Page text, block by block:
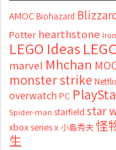
AMOC Biohazard
Potter hearthstone
LEGO Ideas
marvel Mhchan
monster strike
overwatch PC
Spider-man starfield star
xbox series x 小島秀夫怪
生